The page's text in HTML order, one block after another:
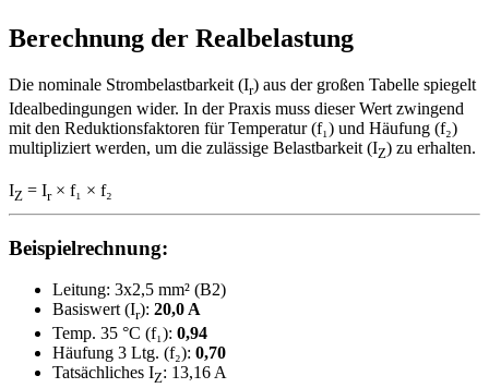
Berechnung der Realbelastung
Die nominale Strombelastbarkeit (Ir) aus der großen Tabelle spiegelt
Idealbedingungen wider. In der Praxis muss dieser Wert zwingend
mit den Reduktionsfaktoren für Temperatur (f₁) und Häufung (f₂)
multipliziert werden, um die zulässige Belastbarkeit (IZ) zu erhalten.
IZ = Ir× f₁ × f₂
Beispielrechnung:
Leitung: 3x2,5 mm² (B2)
Basiswert (Ir): 20,0 A
Temp. 35 °C (f₁): 0,94
Häufung 3 Ltg. (f₂): 0,70
Tatsächliches IZ: 13,16 A